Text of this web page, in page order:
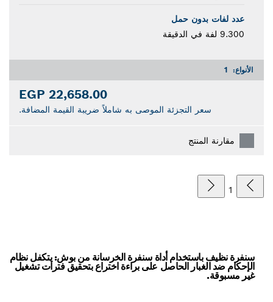
عدد لفات بدون حمل
9.300 لفة في الدقيقة
الأنواع: 1
22,658.00 EGP
سعر التجزئة الموصى به شاملاً ضريبة القيمة المضافة.
مقارنة المنتج
1
سنفرة نظيف باستخدام أداة سنفرة الخرسانة من بوش: يتكفل نظام
الإحكام ضد الغبار الحاصل على براءة اختراع بتحقيق فترات تشغيل
غير مسبوقة.